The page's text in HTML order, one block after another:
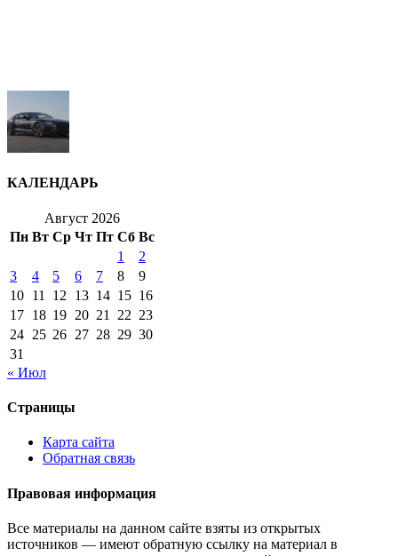
КАЛЕНДАРЬ
Август 2026
Пн Вт Ср Чт Пт Сб Вс
1
2
3
4 5 6 7 8
9
10 11 12 13 14 15 16
17 18 19 20 21 22 23
24 25 26 27 28 29 30
31
« Июл
Страницы
Карта сайта
Обратная связь
Правовая информация
Все материалы на данном сайте взяты из открытых
источников — имеют обратную ссылку на материал в